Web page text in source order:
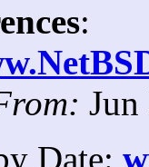
:
Date: